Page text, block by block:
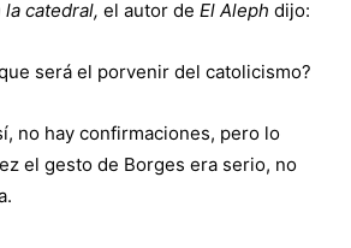
catedral, el autor de El Aleph dijo:
será el porvenir del catolicismo?
no hay confirmaciones, pero lo
el gesto de Borges era serio, no